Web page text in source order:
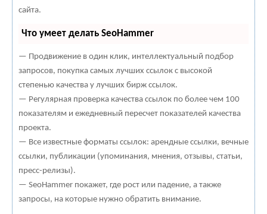
сайта.
Что умеет делать SeoHammer
— Продвижение в один клик, интеллектуальный подбор
запросов, покупка самых лучших ссылок с высокой
степенью качества у лучших бирж ссылок.
— Регулярная проверка качества ссылок по более чем 100
показателям и ежедневный пересчет показателей качества
проекта.
— Все известные форматы ссылок: арендные ссылки, вечные
ссылки, публикации (упоминания, мнения, отзывы, статьи,
пресс-релизы).
— SeoHammer покажет, где рост или падение, а также
запросы, на которые нужно обратить внимание.